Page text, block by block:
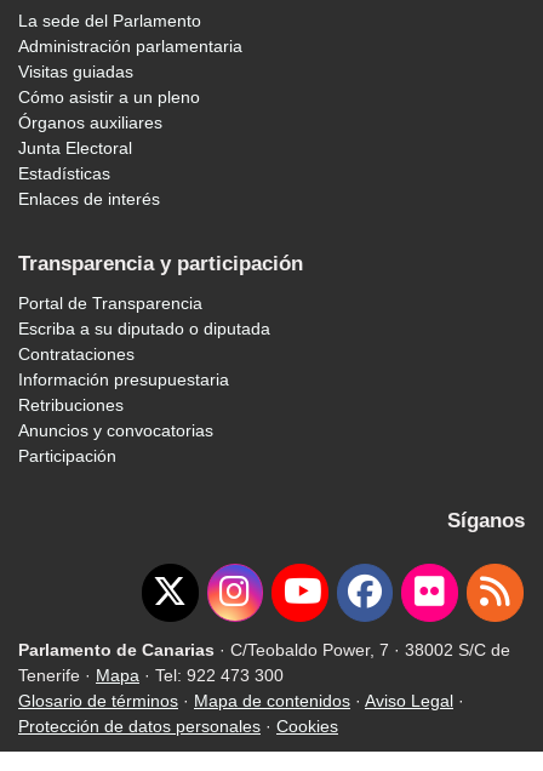
La sede del Parlamento
Administración parlamentaria
Visitas guiadas
Cómo asistir a un pleno
Órganos auxiliares
Junta Electoral
Estadísticas
Enlaces de interés
Transparencia y participación
Portal de Transparencia
Escriba a su diputado o diputada
Contrataciones
Información presupuestaria
Retribuciones
Anuncios y convocatorias
Participación
Síganos
Parlamento de Canarias · C/Teobaldo Power, 7 · 38002 S/C de
Tenerife · Mapa · Tel: 922 473 300
Glosario de términos · Mapa de contenidos · Aviso Legal ·
Protección de datos personales · Cookies